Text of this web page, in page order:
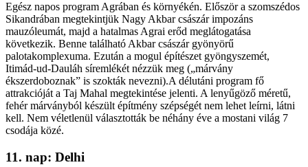
Egész napos program Agrában és környékén. Először a szomszédos
Sikandrában megtekintjük Nagy Akbar császár impozáns
mauzóleumát, majd a hatalmas Agrai erőd meglátogatása
következik. Benne található Akbar császár gyönyörű
palotakomplexuma. Ezután a mogul építészet gyöngyszemét,
Itimád-ud-Dauláh síremlékét nézzük meg („márvány
ékszerdoboznak” is szokták nevezni).A délutáni program fő
attrakcióját a Taj Mahal megtekintése jelenti. A lenyűgöző méretű,
fehér márványból készült építmény szépségét nem lehet leírni, látni
kell. Nem véletlenül választották be néhány éve a mostani világ 7
csodája közé.
11. nap: Delhi